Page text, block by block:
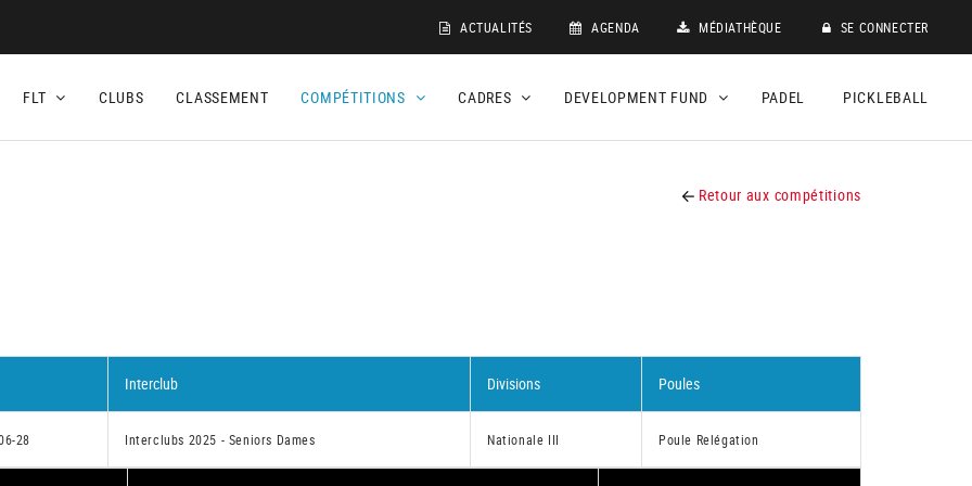
ACTUALITÉS AGENDA MÉDIATHÈQUE SE CONNECTER
FLT CLUBS CLASSEMENT COMPÉTITIONS CADRES DEVELOPMENT FUND PADEL PICKLEBALL
Retour aux compétitions
Interclub Divisions Poules
28 Interclubs 2025 - Seniors Dames Nationale III Poule Relégation